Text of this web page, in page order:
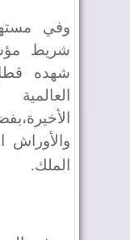
وفي
شريط
شهده
والأوراش
الملك.